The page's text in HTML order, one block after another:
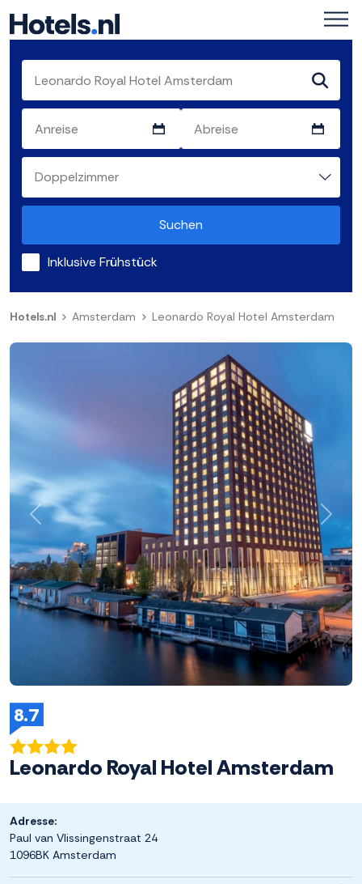
Suchen
Inklusive Frühstück
Hotels.nl Amsterdam Leonardo Royal Hotel Amsterdam
Zurück
8.7
Leonardo Royal Hotel Amsterdam
Adresse:
Paul van Vlissingenstraat 24
1096BK Amsterdam